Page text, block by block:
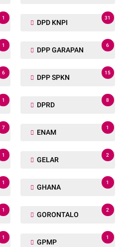
1
DPD KNPI
31
1
DPP GARAPAN
6
6
DPP SPKN
15
1
DPRD
8
7
ENAM
1
1
GELAR
2
1
GHANA
1
1
GORONTALO
2
1
GPMP
1